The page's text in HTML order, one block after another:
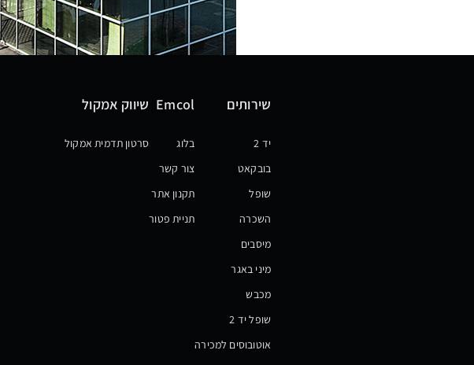
שירותים
יד 2
בובקאט
שופל
השכרה
מיסבים
מיני באגר
מכבש
שופל יד 2
אוטובוסים למכירה
Emcol
בלוג
צור קשר
תקנון אתר
תניית פטור
שיווק אמקול
סרטון תדמית אמקול